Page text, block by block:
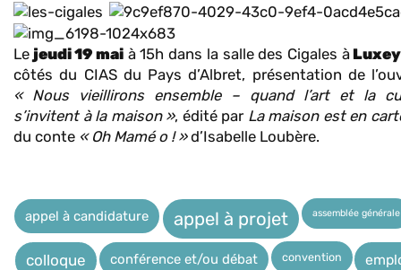
Le jeudi 19 mai à 15h dans la salle des Cigales à Luxey
côtés du CIAS du Pays d’Albret, présentation de
« Nous vieillirons ensemble – quand l’art et la
s’invitent à la maison », édité par La maison est en
du conte « Oh Mamé o ! »d’Isabelle Loubère.
appel à candidature appel à projet assemblée générale
colloque conférence et/ou débat convention